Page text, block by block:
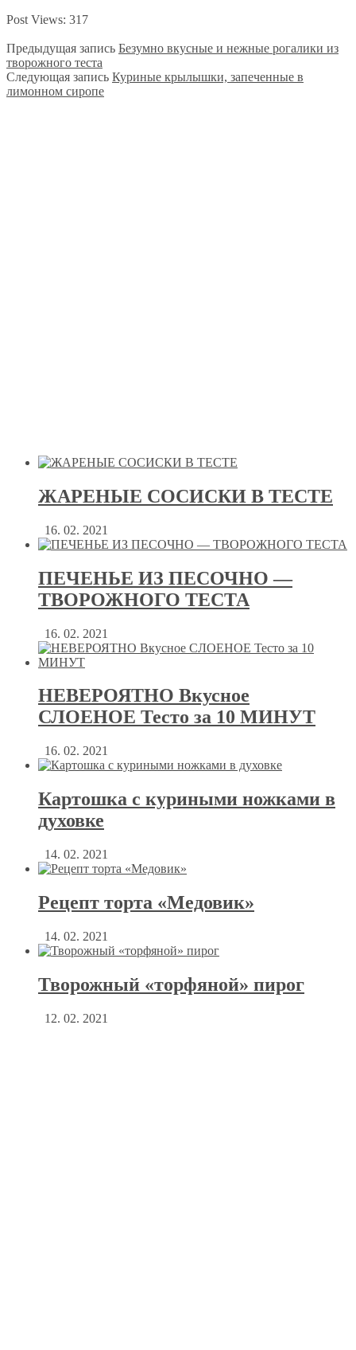
Post Views: 317
Предыдущая запись Безумно вкусные и нежные рогалики из
творожного теста
Следующая запись Куриные крылышки, запеченные в
лимонном сиропе
ЖАРЕНЫЕ СОСИСКИ В ТЕСТЕ
16. 02. 2021
ПЕЧЕНЬЕ ИЗ ПЕСОЧНО —
ТВОРОЖНОГО ТЕСТА
16. 02. 2021
НЕВЕРОЯТНО Вкусное
СЛОЕНОЕ Тесто за 10 МИНУТ
16. 02. 2021
Картошка с куриными ножками в
духовке
14. 02. 2021
Рецепт торта «Медовик»
14. 02. 2021
Творожный «торфяной» пирог
12. 02. 2021